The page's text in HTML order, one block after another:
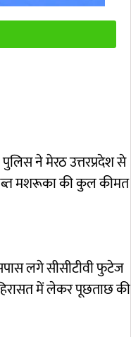
पुलिस ने मेरठ उत्तरप्रदेश से
मशरूका की कुल कीमत
लगे सीसीटीवी फुटेज
में लेकर पूछताछ की